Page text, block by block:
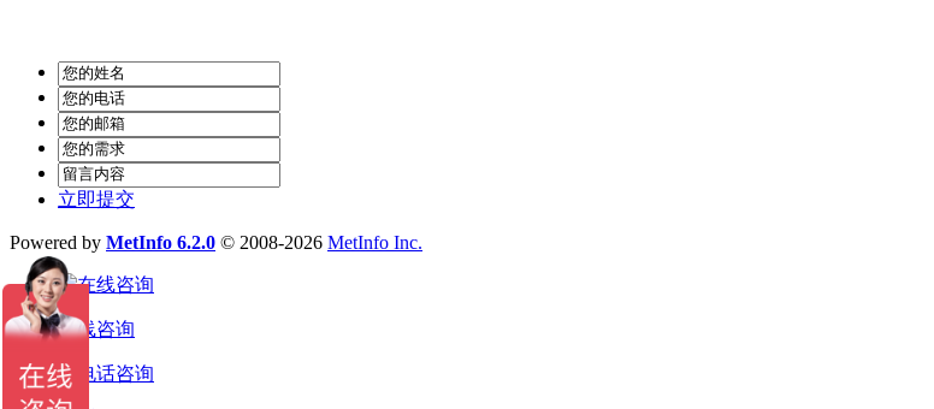
立即提交
Powered by MetInfo 6.2.0 © 2008-2026 MetInfo Inc.
在线咨询